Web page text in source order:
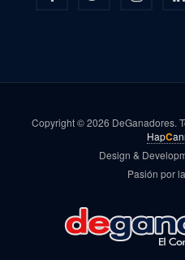
Copyright © 2026 DeGanadores.
HapC
Design &
Pasión por